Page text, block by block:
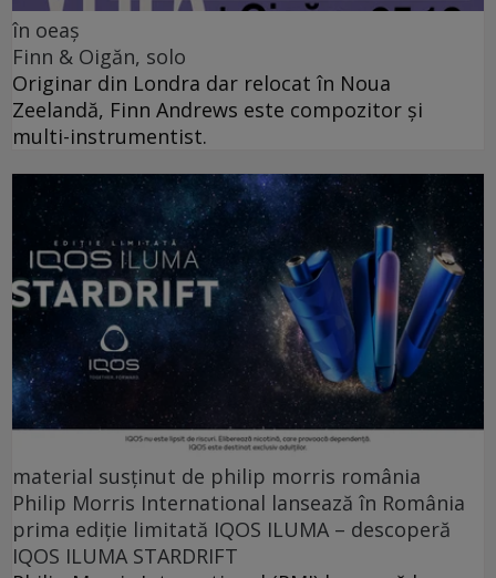
în oeaș
Finn & Oigăn, solo
Originar din Londra dar relocat în Noua
Zeelandă, Finn Andrews este compozitor și
multi-instrumentist.
material susținut de philip morris românia
Philip Morris International lansează în România
prima ediție limitată IQOS ILUMA – descoperă
IQOS ILUMA STARDRIFT